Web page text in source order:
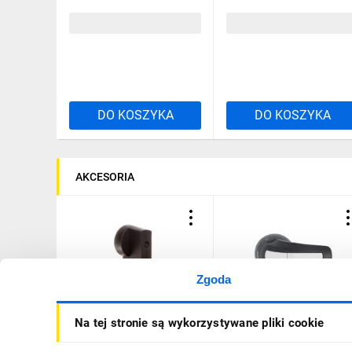
Zgoda
Na tej stronie są wykorzystywane pliki cookie
DO KOSZYKA DO KOSZYKA
AKCESORIA
Pokrętło czarne do
rozłączników GE0160E,
Pokrętło czarne do
przełączników GE0160E,